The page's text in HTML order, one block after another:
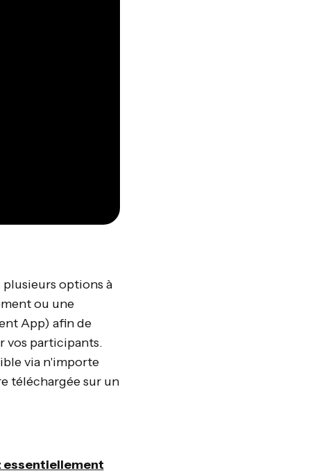
plusieurs options à
ou une
App) afin de
vos participants.
via n'importe
téléchargée sur un
essentiellement